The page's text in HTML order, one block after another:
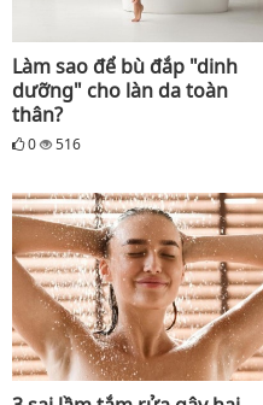
Làm sao để bù đắp "dinh
dưỡng" cho làn da toàn
thân?
0 516